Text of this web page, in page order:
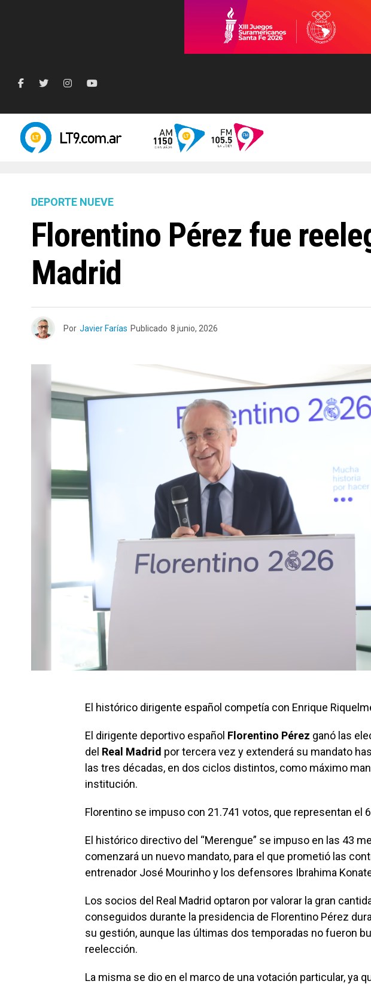
DEPORTE NUEVE
Florentino Pérez fue
Madrid
Por Javier Farías Publicado 8 junio, 2026
El histórico dirigente español competía con Enrique
El dirigente deportivo español Florentino Pérez ganó las
del Real Madrid por tercera vez y extenderá su mandato
las tres décadas, en dos ciclos distintos, como máximo
institución.
Florentino se impuso con 21.741 votos, que representan el
El histórico directivo del “Merengue” se impuso en las 43
comenzará un nuevo mandato, para el que prometió las
entrenador José Mourinho y los defensores Ibrahima
Los socios del Real Madrid optaron por valorar la gran
conseguidos durante la presidencia de Florentino Pérez
su gestión, aunque las últimas dos temporadas no fueron
reelección.
La misma se dio en el marco de una votación particular, ya